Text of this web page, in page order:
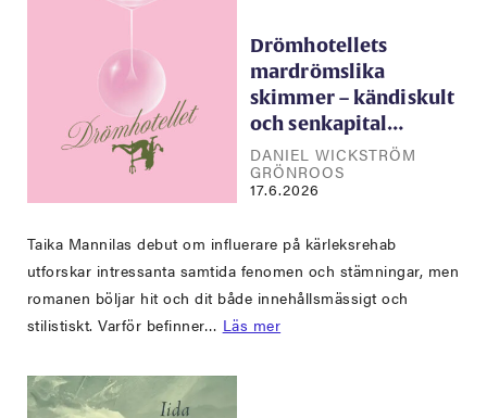
Drömhotellets
mardrömslika
skimmer – kändiskult
och senkapital…
DANIEL WICKSTRÖM
GRÖNROOS
17.6.2026
Taika Mannilas debut om influerare på kärleksrehab
utforskar intressanta samtida fenomen och stämningar, men
romanen böljar hit och dit både innehållsmässigt och
stilistiskt. Varför befinner… Läs mer